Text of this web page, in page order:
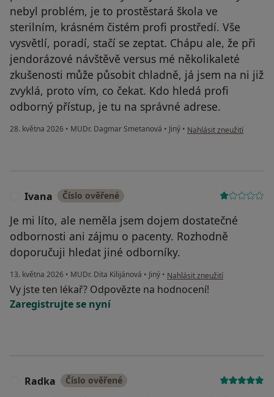
nebyl problém, je to prostěstará škola ve
sterilním, krásném čistém profi prostředí. Vše
vysvětlí, poradí, stačí se zeptat. Chápu ale, že při
jendorázové návštěvě versus mé několikaleté
zkušenosti může působit chladně, já jsem na ni již
zvyklá, proto vím, co čekat. Kdo hledá profi
odborný přístup, je tu na správné adrese.
28. května 2026 • MUDr. Dagmar Smetanová • Jiný • podle názoru uživatele
Nahlásit zneužití
Ivana Číslo ověřené
Je mi líto, ale neměla jsem dojem dostatečné
odbornosti ani zájmu o pacenty. Rozhodně
doporučuji hledat jiné odborníky.
13. května 2026 • MUDr. Dita Kilijánová • Jiný • podle názoru uživatele Ivana
Nahlásit zneužití
Vy jste ten lékař? Odpovězte na hodnocení!
Zaregistrujte se nyní
Radka Číslo ověřené